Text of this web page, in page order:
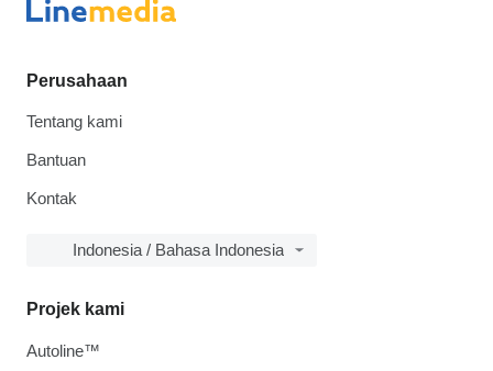
Perusahaan
Tentang kami
Bantuan
Kontak
Indonesia / Bahasa Indonesia
Projek kami
Autoline™